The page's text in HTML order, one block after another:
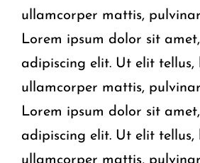
ullamcorper mattis,
Lorem ipsum dolor sit
adipiscing elit. Ut elit tellus,
ullamcorper mattis,
Lorem ipsum dolor sit
adipiscing elit. Ut elit tellus,